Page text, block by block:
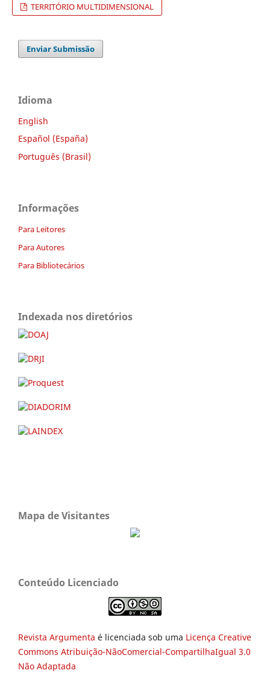
TERRITÓRIO MULTIDIMENSIONAL
Enviar Submissão
Idioma
English
Español (España)
Português (Brasil)
Informações
Para Leitores
Para Autores
Para Bibliotecários
Indexada nos diretórios
Mapa de Visitantes
Conteúdo Licenciado
Revista Argumenta é licenciada sob uma Licença Creative
Commons Atribuição-NãoComercial-CompartilhaIgual 3.0
Não Adaptada